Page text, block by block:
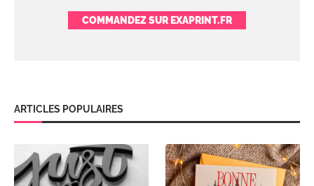
COMMANDEZ SUR EXAPRINT.FR
ARTICLES POPULAIRES